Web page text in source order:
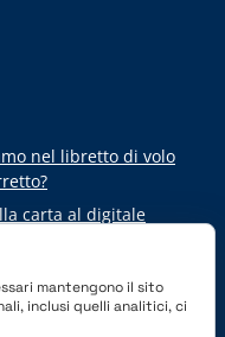
nel libretto di volo
carta al digitale
mantengono il sito
inclusi quelli analitici, ci